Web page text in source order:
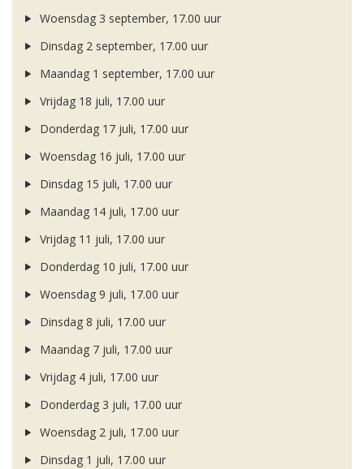
Woensdag 3 september, 17.00 uur
Dinsdag 2 september, 17.00 uur
Maandag 1 september, 17.00 uur
Vrijdag 18 juli, 17.00 uur
Donderdag 17 juli, 17.00 uur
Woensdag 16 juli, 17.00 uur
Dinsdag 15 juli, 17.00 uur
Maandag 14 juli, 17.00 uur
Vrijdag 11 juli, 17.00 uur
Donderdag 10 juli, 17.00 uur
Woensdag 9 juli, 17.00 uur
Dinsdag 8 juli, 17.00 uur
Maandag 7 juli, 17.00 uur
Vrijdag 4 juli, 17.00 uur
Donderdag 3 juli, 17.00 uur
Woensdag 2 juli, 17.00 uur
Dinsdag 1 juli, 17.00 uur